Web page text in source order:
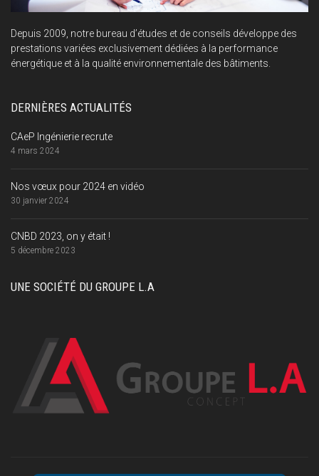
Depuis 2009, notre bureau d’études et de conseils développe des
prestations variées exclusivement dédiées à la performance
énergétique et à la qualité environnementale des bâtiments.
DERNIÈRES ACTUALITÉS
CAeP Ingénierie recrute
4 mars 2024
Nos vœux pour 2024 en vidéo
30 janvier 2024
CNBD 2023, on y était !
5 décembre 2023
UNE SOCIÉTÉ DU GROUPE L.A